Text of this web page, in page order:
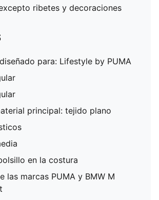
ribetes y decoraciones
para: Lifestyle by PUMA
principal: tejido plano
en la costura
las marcas PUMA y BMW M